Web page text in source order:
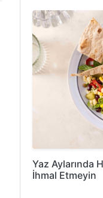
Yaz Aylarında
İhmal Etmeyin